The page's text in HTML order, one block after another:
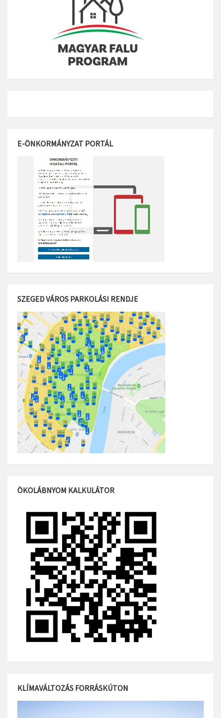
E-ÖNKORMÁNYZAT PORTÁL
SZEGED VÁROS PARKOLÁSI RENDJE
ÖKOLÁBNYOM KALKULÁTOR
KLÍMAVÁLTOZÁS FORRÁSKÚTON